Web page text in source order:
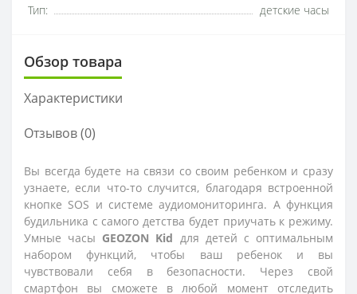
Тип:
детские часы
Обзор товара
Характеристики
Отзывов (0)
Вы всегда будете на связи со своим ребенком и сразу
узнаете, если что-то случится, благодаря встроенной
кнопке SOS и системе аудиомониторинга. А функция
будильника с самого детства будет приучать к режиму.
Умные часы GEOZON Kid для детей с оптимальным
набором функций, чтобы ваш ребенок и вы
чувствовали себя в безопасности. Через свой
смартфон вы сможете в любой момент отследить